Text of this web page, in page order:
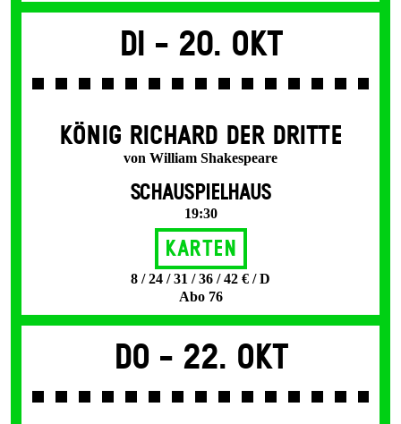
Di - 20. Okt
KÖNIG RICHARD DER DRITTE
von William Shakespeare
SCHAUSPIELHAUS
19:30
Karten
8 / 24 / 31 / 36 / 42 € / D
Abo 76
Do - 22. Okt